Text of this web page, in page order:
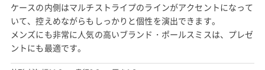
ケースの内側はマルチストライプのラインがアクセントになって
いて、控えめながらもしっかりと個性を演出できます。
メンズにも非常に人気の高いブランド・ポールスミスは、プレゼ
ントにも最適です。